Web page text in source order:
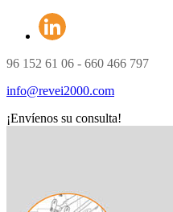
96 152 61 06 - 660 466 797
info@revei2000.com
¡Envíenos su consulta!